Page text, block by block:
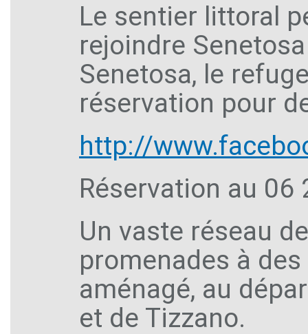
Le sentier littoral
rejoindre
Senetosa, le
réservation pour
http://
Réservation au 06
Un vaste réseau
promenades à
aménagé, au
et de Tizzano.